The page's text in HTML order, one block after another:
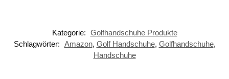
Kategorie: Golfhandschuhe Produkte
Schlagwörter: Amazon, Golf Handschuhe, Golfhandschuhe,
Handschuhe